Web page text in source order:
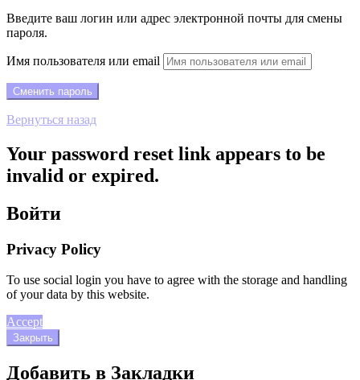
Введите ваш логин или адрес электронной почты для смены
пароля.
Имя пользователя или email
Вернуться назад
Your password reset link appears to be
invalid or expired.
Войти
Privacy Policy
To use social login you have to agree with the storage and handling
of your data by this website.
Accept
Закрыть
Добавить в Закладки